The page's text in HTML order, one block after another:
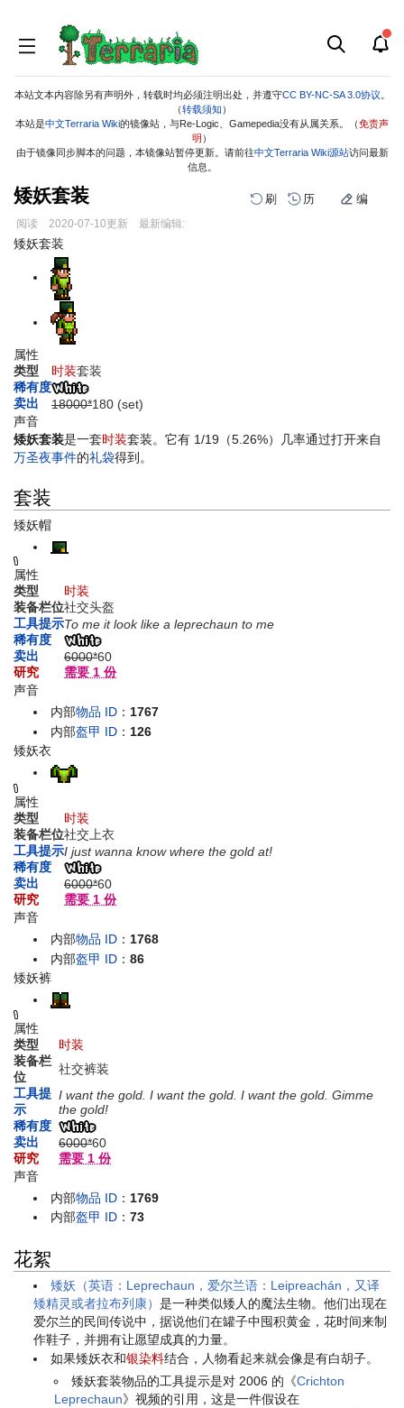
本站文本内容除另有声明外，转载时均必须注明出处，并遵守CC BY-NC-SA 3.0协议
（转载须知 ）
本站是中文Terraria Wiki的镜像站，与Re-Logic、Gamepedia没有从属关系。（免责声
明 ）
由于镜像同步脚本的问题，本镜像站暂停更新。请前往中文Terraria Wiki源站访问最新
信息。
矮妖套装 刷 历 编
阅读 2020-07-10更新 最新编辑:
跳
跳
矮妖套装
属性
类型
时装套装
稀有度
卖出
18000*180 (set)
声音
矮妖套装是一套时装套装。它有 1/19（5.26%）几率通过打开来自
万圣夜事件的礼袋得到。
套装
矮妖帽
属性
类型
时装
装备栏位社交头盔
工具提示To me it look like a leprechaun to me
稀有度
卖出
6000*60
研究
需要 1 份
声音
内部物品 ID ：1767
内部盔甲 ID ： 126
矮妖衣
属性
类型
时装
装备栏位社交上衣
工具提示I just wanna know where the gold at!
稀有度
卖出
6000*60
研究
需要 1 份
声音
内部物品 ID ：1768
内部盔甲 ID ：86
矮妖裤
属性
类型
时装
装备栏
位
社交裤装
工具提
示
I want the gold. I want the gold. I want the gold. Gimme
the gold!
稀有度
卖出
6000*60
研究
需要 1 份
声音
内部物品 ID ： 1769
内部盔甲 ID ：73
花絮
矮妖（英语：Leprechaun，爱尔兰语：Leipreachán，又译
矮精灵或者拉布列康）是一种类似矮人的魔法生物。他们出现在
爱尔兰的民间传说中，据说他们在罐子中囤积黄金，花时间来制
作鞋子，并拥有让愿望成真的力量。
如果矮妖衣和银染料结合，人物看起来就会像是有白胡子。
矮妖套装物品的工具提示是对 2006 的《Crichton
Leprechaun》视频的引用，这是一件假设在